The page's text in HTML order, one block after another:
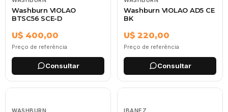
Washburn VIOLAO
BTSC56 SCE-D
U$ 400,00
Preço de referência
Consultar
Washburn VIOLAO AD5 CE
BK
U$ 220,00
Preço de referência
Consultar
WASHBURN IBANEZ